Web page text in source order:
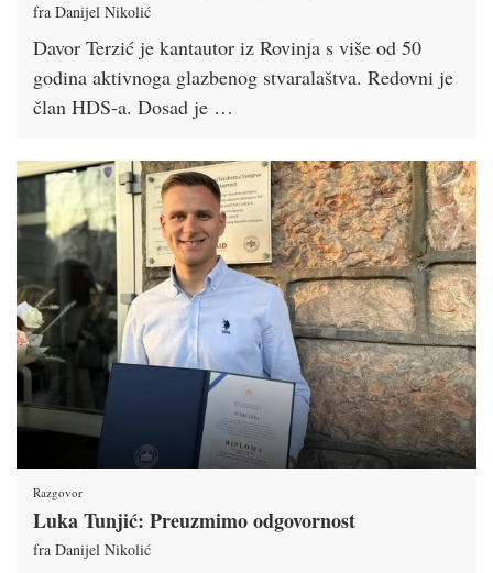
fra Danijel Nikolić
Davor Terzić je kantautor iz Rovinja s više od 50
godina aktivnoga glazbenog stvaralaštva. Redovni je
član HDS-a. Dosad je …
Razgovor
Luka Tunjić: Preuzmimo odgovornost
fra Danijel Nikolić